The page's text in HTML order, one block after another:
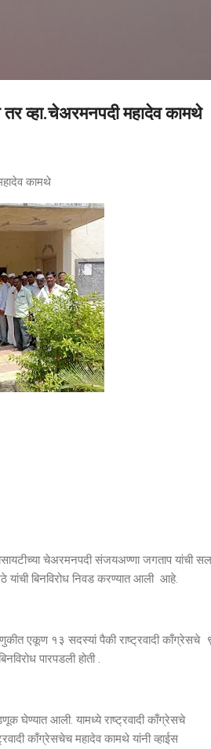
व्हा.चेअरमनपदी महादेव कामथे
कामथे
चेअरमनपदी संजयअण्णा जगताप यांची
यांची बिनविरोध निवड करण्यात आली आहे.
एकूण १३ सदस्यां पैकी राष्ट्रवादी
पारपडली होती .
घेण्यात आली. यामध्ये राष्ट्रवादी काँग्रेसचे
काँग्रेसचेच महादेव कामथे यांनी व्हाईस